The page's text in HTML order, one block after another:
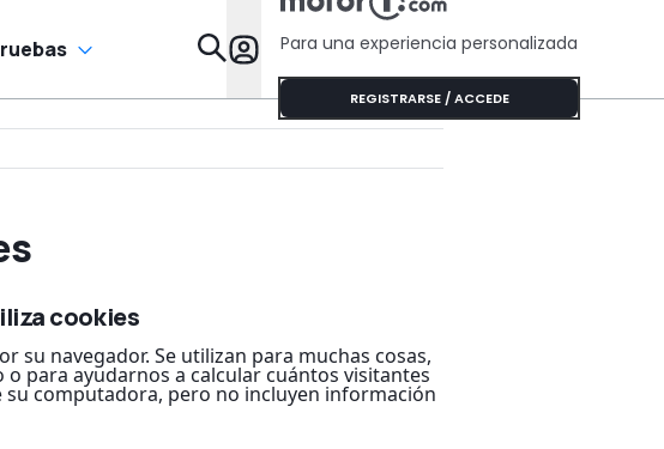
Para una experiencia personalizada
REGISTRARSE / ACCEDE
cookies
su navegador. Se utilizan para muchas cosas,
para ayudarnos a calcular cuántos visitantes
computadora, pero no incluyen información